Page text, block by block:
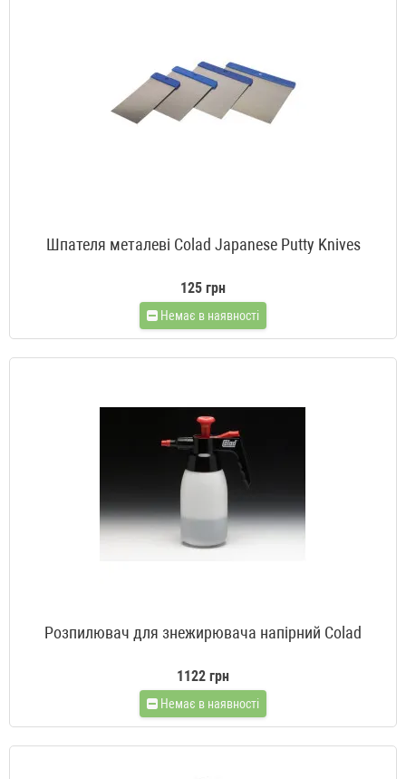
Шпателя металеві Colad Japanese Putty Knives
125 грн
Немає в наявності
Розпилювач для знежирювача напірний Colad
1122 грн
Немає в наявності